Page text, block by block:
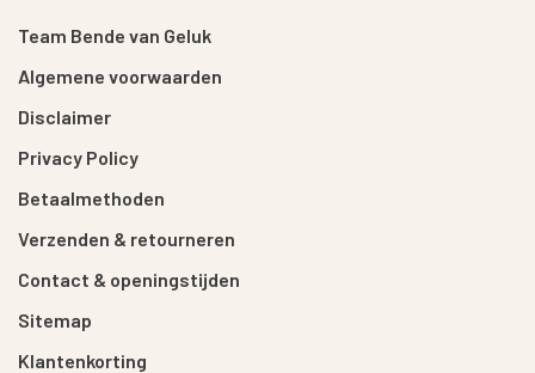
Team Bende van Geluk
Algemene voorwaarden
Disclaimer
Privacy Policy
Betaalmethoden
Verzenden & retourneren
Contact & openingstijden
Sitemap
Klantenkorting